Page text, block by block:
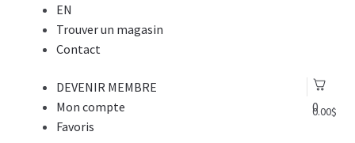
EN
Trouver un magasin
Contact
0
0.00$
DEVENIR MEMBRE
Mon compte
Favoris